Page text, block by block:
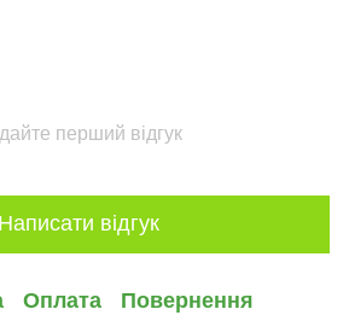
перший відгук
Написати відгук
Оплата Повернення